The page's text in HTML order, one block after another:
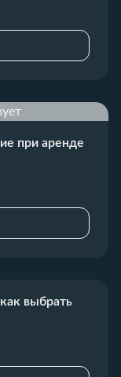
при аренде
выбрать